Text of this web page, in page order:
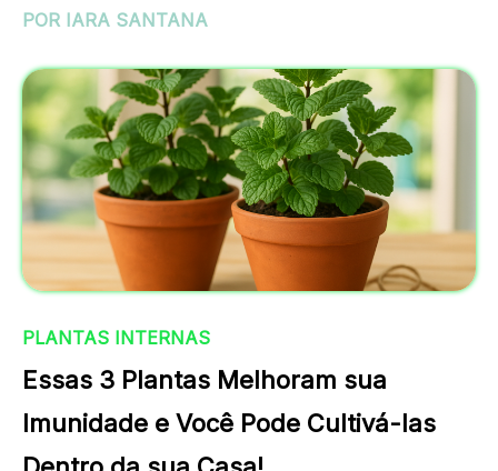
POR IARA SANTANA
PLANTAS INTERNAS
Essas 3 Plantas Melhoram sua
Imunidade e Você Pode Cultivá-las